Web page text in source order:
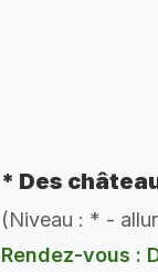
* Des
(Niveau : * -
Rendez-vous :